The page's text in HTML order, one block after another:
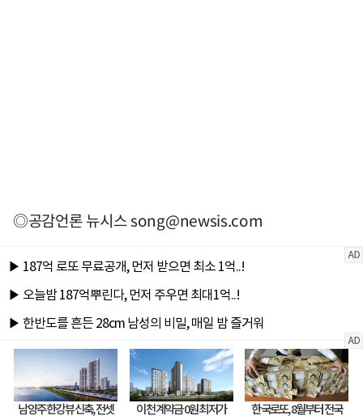
◎공감언론 뉴시스song@newsis.com